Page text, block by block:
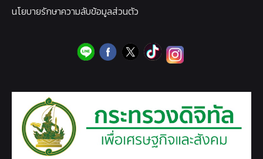
นโยบายรักษาความลับข้อมูลส่วนตัว